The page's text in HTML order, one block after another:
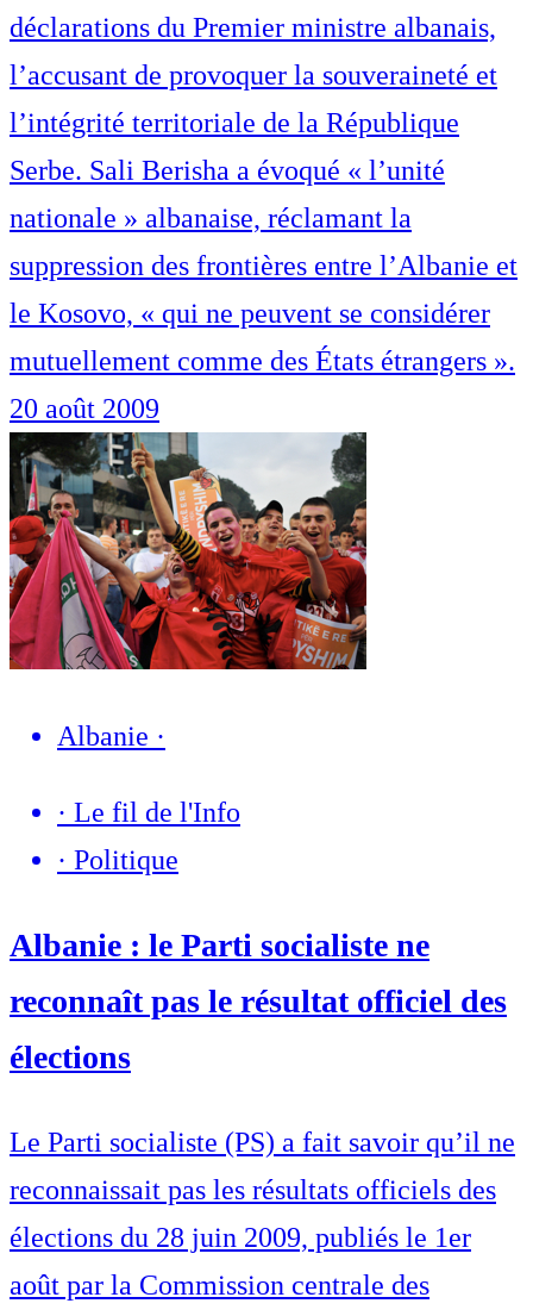
déclarations du Premier ministre albanais,
l’accusant de provoquer la souveraineté et
l’intégrité territoriale de la République
Serbe. Sali Berisha a évoqué « l’unité
nationale » albanaise, réclamant la
suppression des frontières entre l’Albanie et
le Kosovo, « qui ne peuvent se considérer
mutuellement comme des États étrangers ».
20 août 2009
Albanie ·
· Le fil de l'Info
· Politique
Albanie : le Parti socialiste ne
reconnaît pas le résultat officiel des
élections
Le Parti socialiste (PS) a fait savoir qu’il ne
reconnaissait pas les résultats officiels des
élections du 28 juin 2009, publiés le 1er
août par la Commission centrale des